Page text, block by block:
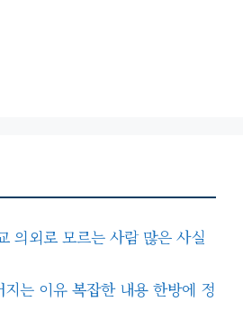
의외로 모르는 사람 많은 사실
는 이유 복잡한 내용 한방에 정